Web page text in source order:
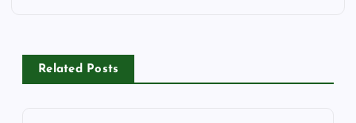
v
Related Posts